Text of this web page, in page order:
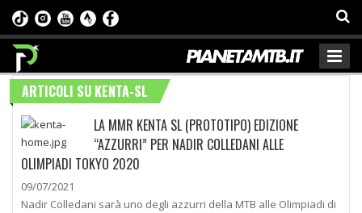
ARTICOLI SU KENTA-SL
LA MMR KENTA SL (PROTOTIPO) EDIZIONE
“AZZURRI” PER NADIR COLLEDANI ALLE
OLIMPIADI TOKYO 2020
09/07/2021
Nadir Colledani sarà uno degli azzurri della MTB alle Olimpiadi di